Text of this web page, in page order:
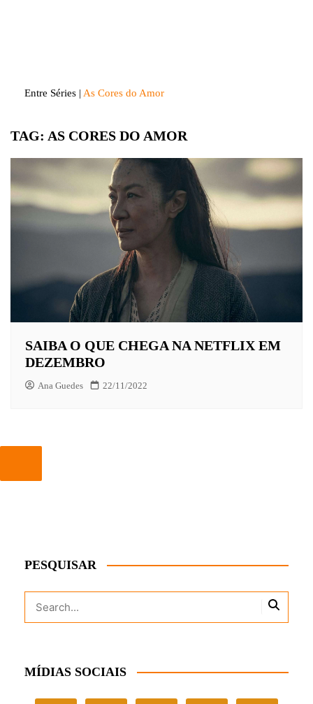
Entre Séries | As Cores do Amor
TAG: AS CORES DO AMOR
SAIBA O QUE CHEGA NA NETFLIX EM
DEZEMBRO
Ana Guedes 22/11/2022
PESQUISAR
MÍDIAS SOCIAIS